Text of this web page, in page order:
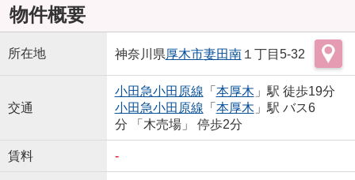
物件概要
所在地 神奈川県厚木市妻田南１丁目5-32
交通
小田急小田原線 「 本厚木 」駅 徒歩19分
小田急小田原線 「 本厚木 」駅 バス6
分 「木売場」 停歩2分
賃料 -